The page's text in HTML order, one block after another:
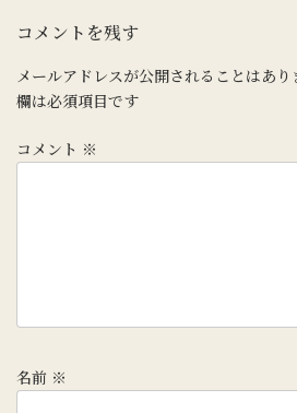
コメントを残す
メールアドレスが公開されることはあり
欄は必須項目です
コメント ※
名前 ※